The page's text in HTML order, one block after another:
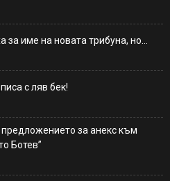
за име на новата трибуна, но…
с ляв бек!
за анекс към
Ботев”